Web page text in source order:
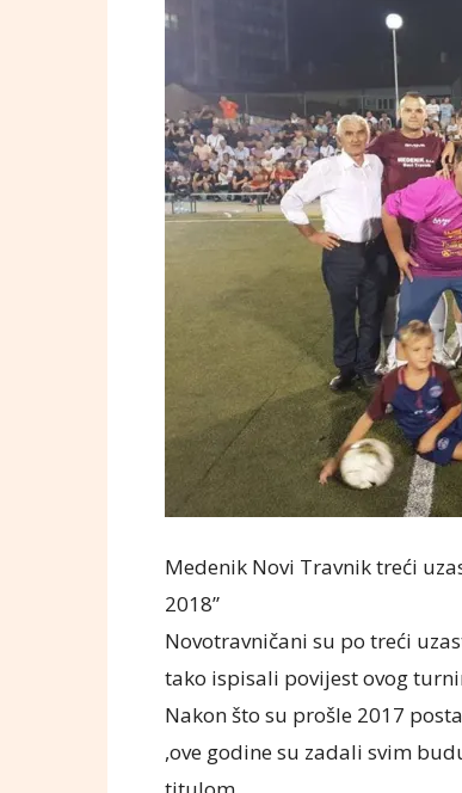
Medenik Novi Travnik treći
2018”
Novotravničani su po treći
tako ispisali povijest ovog
Nakon što su prošle 2017
,ove godine su zadali svim